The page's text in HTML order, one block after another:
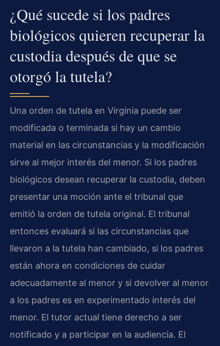
¿Qué sucede si los padres
biológicos quieren recuperar la
custodia después de que se
otorgó la tutela?
Una orden de tutela en Virginia puede ser
modificada o terminada si hay un cambio
material en las circunstancias y la modificación
sirve al mejor interés del menor. Si los padres
biológicos desean recuperar la custodia, deben
presentar una moción ante el tribunal que
emitió la orden de tutela original. El tribunal
entonces evaluará si las circunstancias que
llevaron a la tutela han cambiado, si los padres
están ahora en condiciones de cuidar
adecuadamente al menor y si devolver al menor
a los padres es en experimentado interés del
menor. El tutor actual tiene derecho a ser
notificado y a participar en la audiencia. El